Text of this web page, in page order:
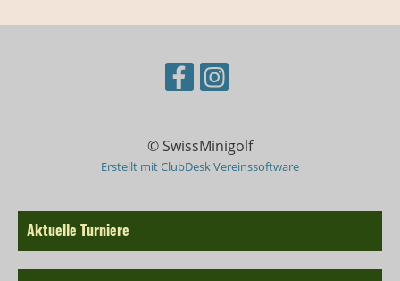
© SwissMinigolf
Erstellt mit ClubDesk Vereinssoftware
Aktuelle Turniere